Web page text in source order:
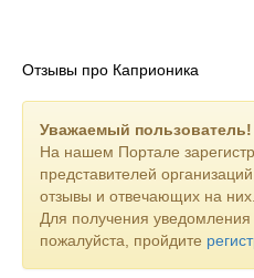
Отзывы про Каприоника
Уважаемый пользователь!
На нашем Портале
представителей
отзывы и отвечающих на них.
Для получения уведомления
пожалуйста, пройдите